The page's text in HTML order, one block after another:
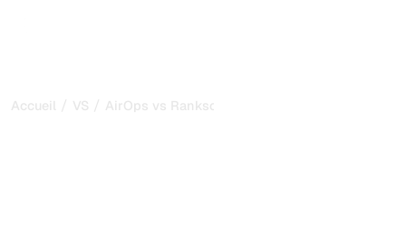
Accueil / VS / AirOps vs Rankscale